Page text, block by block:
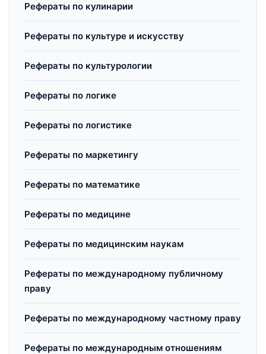
Рефераты по кулинарии
Рефераты по культуре и искусству
Рефераты по культурологии
Рефераты по логике
Рефераты по логистике
Рефераты по маркетингу
Рефераты по математике
Рефераты по медицине
Рефераты по медицинским наукам
Рефераты по международному публичному
праву
Рефераты по международному частному праву
Рефераты по международным отношениям